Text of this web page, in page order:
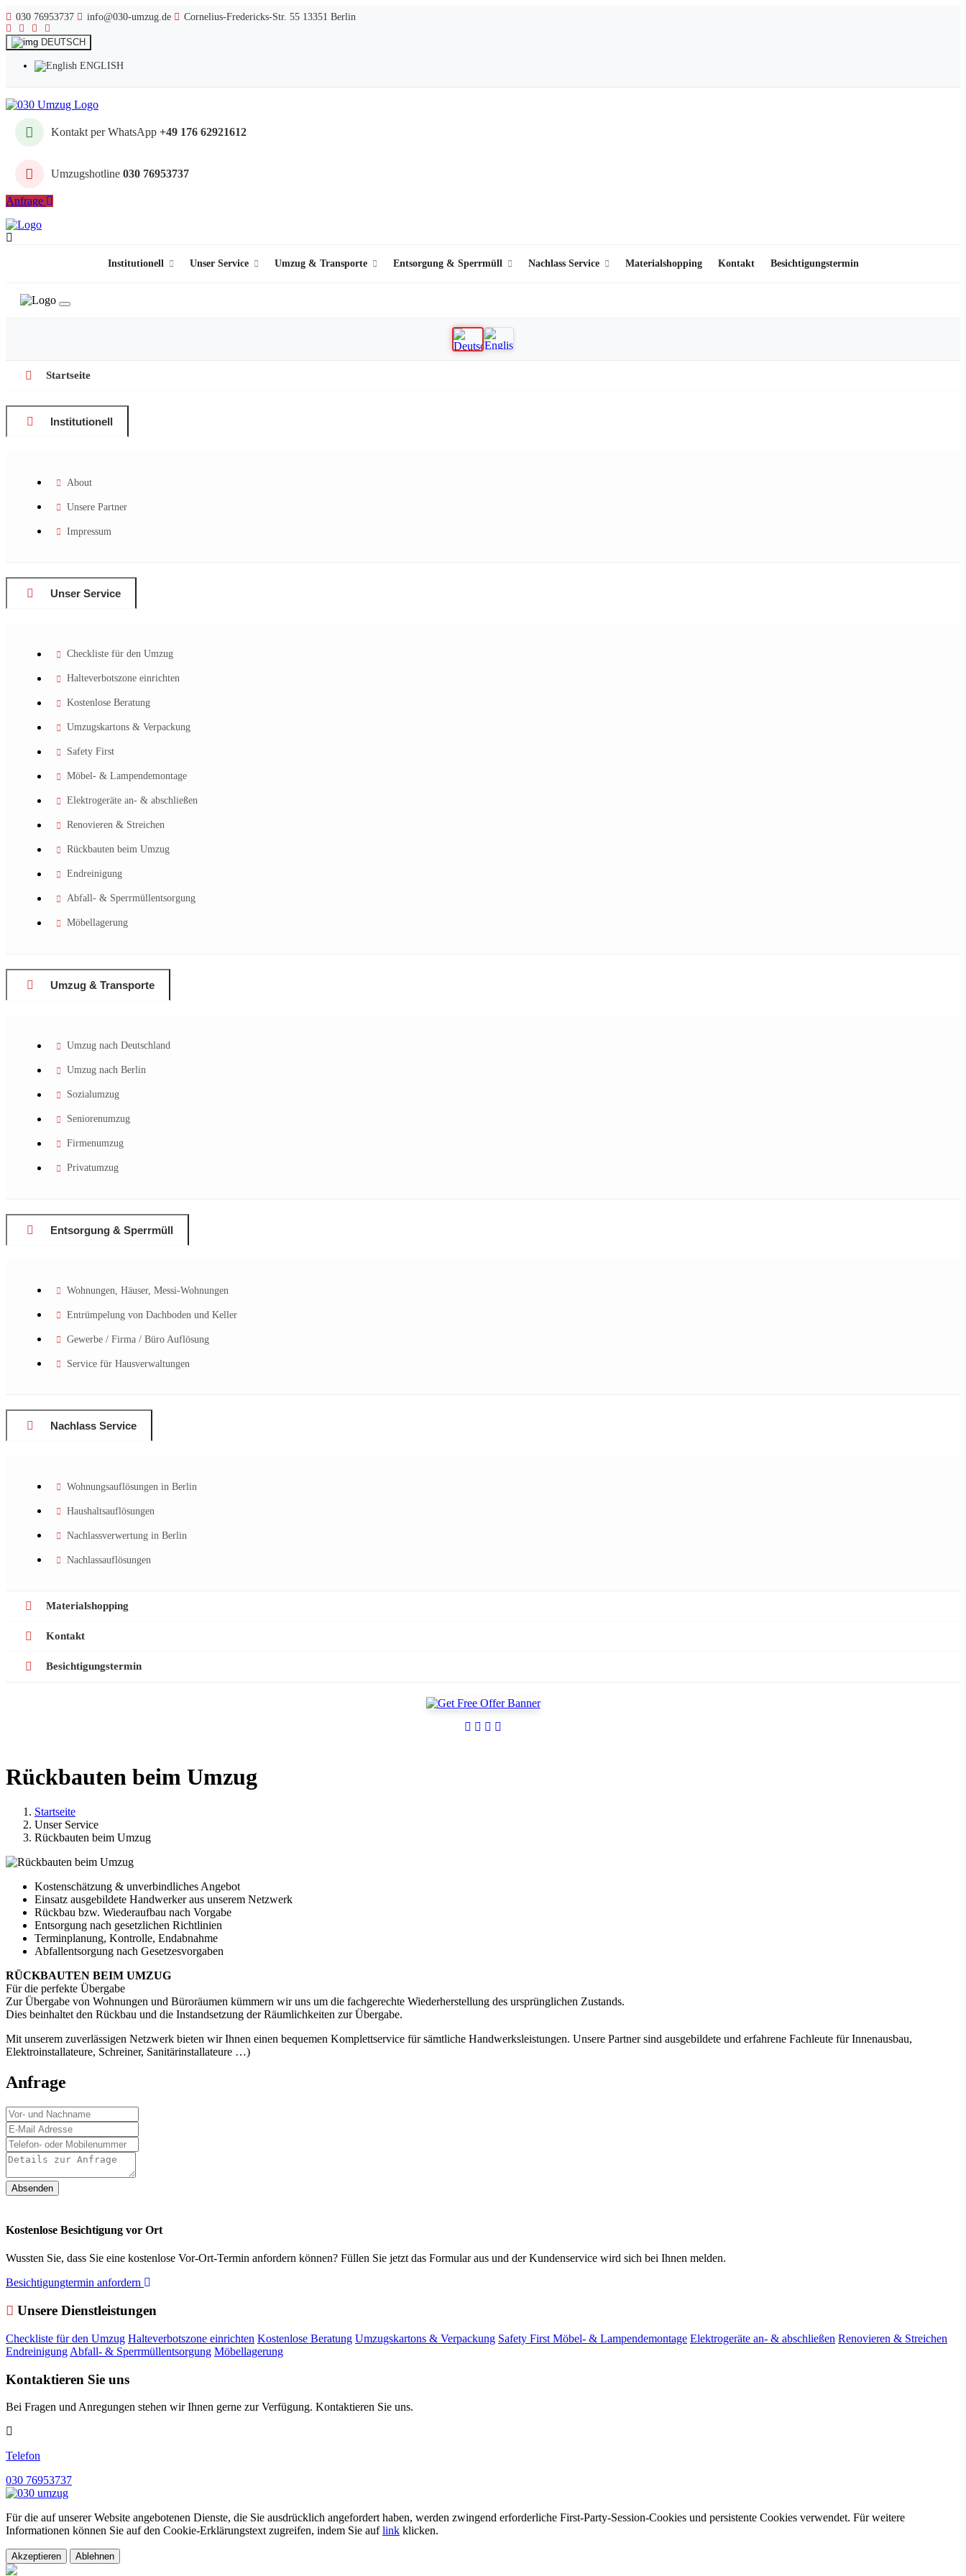
030 76953737 info@030-umzug.de Cornelius-Fredericks-Str. 55 13351 Berlin
DEUTSCH
ENGLISH
Kontakt per WhatsApp +49 176 62921612
Umzugshotline 030 76953737
Anfrage
Institutionell Unser Service Umzug & Transporte Entsorgung & Sperrmüll Nachlass Service Materialshopping Kontakt Besichtigungstermin
Startseite
Institutionell
About
Unsere Partner
Impressum
Unser Service
Checkliste für den Umzug
Halteverbotszone einrichten
Kostenlose Beratung
Umzugskartons & Verpackung
Safety First
Möbel- & Lampendemontage
Elektrogeräte an- & abschließen
Renovieren & Streichen
Rückbauten beim Umzug
Endreinigung
Abfall- & Sperrmüllentsorgung
Möbellagerung
Umzug & Transporte
Umzug nach Deutschland
Umzug nach Berlin
Sozialumzug
Seniorenumzug
Firmenumzug
Privatumzug
Entsorgung & Sperrmüll
Wohnungen, Häuser, Messi-Wohnungen
Entrümpelung von Dachboden und Keller
Gewerbe / Firma / Büro Auflösung
Service für Hausverwaltungen
Nachlass Service
Wohnungsauflösungen in Berlin
Haushaltsauflösungen
Nachlassverwertung in Berlin
Nachlassauflösungen
Materialshopping
Kontakt
Besichtigungstermin
Rückbauten beim Umzug
Startseite
Unser Service
Rückbauten beim Umzug
Kostenschätzung & unverbindliches Angebot
Einsatz ausgebildete Handwerker aus unserem Netzwerk
Rückbau bzw. Wiederaufbau nach Vorgabe
Entsorgung nach gesetzlichen Richtlinien
Terminplanung, Kontrolle, Endabnahme
Abfallentsorgung nach Gesetzesvorgaben
RÜCKBAUTEN BEIM UMZUG
Für die perfekte Übergabe
Zur Übergabe von Wohnungen und Büroräumen kümmern wir uns um die fachgerechte Wiederherstellung des ursprünglichen Zustands.
Dies beinhaltet den Rückbau und die Instandsetzung der Räumlichkeiten zur Übergabe.
Mit unserem zuverlässigen Netzwerk bieten wir Ihnen einen bequemen Komplettservice für sämtliche Handwerksleistungen. Unsere Partner sind ausgebildete und erfahrene Fachleute für Innenausbau,
Elektroinstallateure, Schreiner, Sanitärinstallateure …)
Anfrage
Absenden
Kostenlose Besichtigung vor Ort
Wussten Sie, dass Sie eine kostenlose Vor-Ort-Termin anfordern können? Füllen Sie jetzt das Formular aus und der Kundenservice wird sich bei Ihnen melden.
Besichtigungtermin anfordern
Unsere Dienstleistungen
Checkliste für den Umzug Halteverbotszone einrichten Kostenlose Beratung Umzugskartons & Verpackung Safety First Möbel- & Lampendemontage Elektrogeräte an- & abschließen Renovieren & Streichen
Endreinigung Abfall- & Sperrmüllentsorgung Möbellagerung
Kontaktieren Sie uns
Bei Fragen und Anregungen stehen wir Ihnen gerne zur Verfügung. Kontaktieren Sie uns.
Telefon
030 76953737
Für die auf unserer Website angebotenen Dienste, die Sie ausdrücklich angefordert haben, werden zwingend erforderliche First-Party-Session-Cookies und persistente Cookies verwendet. Für weitere
Informationen können Sie auf den Cookie-Erklärungstext zugreifen, indem Sie auflink klicken.
Akzeptieren Ablehnen